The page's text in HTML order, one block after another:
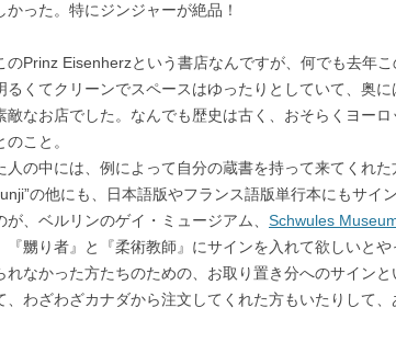
った。特にジンジャーが絶品！
Prinz Eisenherzという書店なんですが、何でも去年こ
るくてクリーンでスペースはゆったりとしていて、奥に
敵なお店でした。なんでも歴史は古く、おそらくヨー
こと。
の中には、例によって自分の蔵書を持って来てくれた
の他にも、日本語版やフランス語版単行本にもサイ
、ベルリンのゲイ・ミュージアム、 Schwules
嬲り者』と『柔術教師』にサインを入れて欲しいとや
なかった方たちのための、お取り置き分へのサインと
、わざわざカナダから注文してくれた方もいたりして